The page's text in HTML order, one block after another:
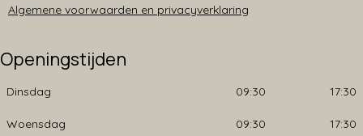
Algemene voorwaarden en privacyverklaring
Openingstijden
Dinsdag 09:30 17:30
Woensdag 09:30 17:30